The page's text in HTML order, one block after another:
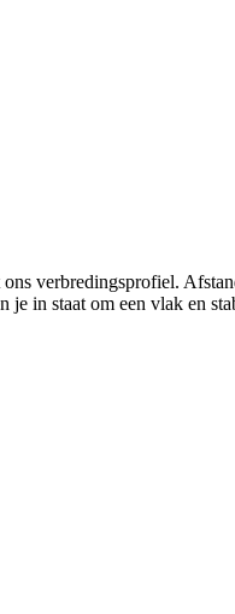
verbredingsprofiel.
je in staat om een vlak en